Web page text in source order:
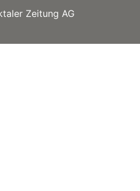
Zeitung AG